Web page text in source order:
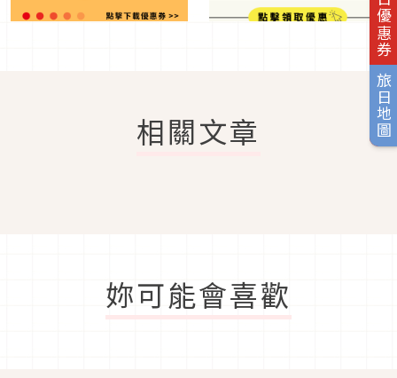
旅日地圖
相關文章
妳可能會喜歡